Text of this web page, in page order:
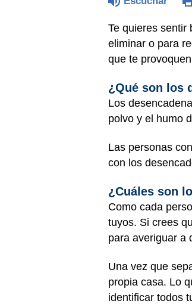
Te quieres sentir
eliminar o para
que te
¿Qué son los
Los
polvo y el humo
Las personas
con los
¿Cuáles son
Como cada
tuyos. Si crees
para averiguar a
Una vez que
propia casa. Lo
identificar todos